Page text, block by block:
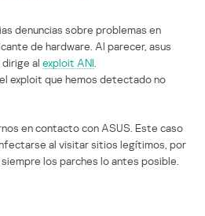
denuncias sobre problemas en
de hardware. Al parecer, asus
al exploit ANI
exploit que hemos detectado no
en contacto con ASUS. Este caso
al visitar sitios legítimos, por
los parches lo antes posible.